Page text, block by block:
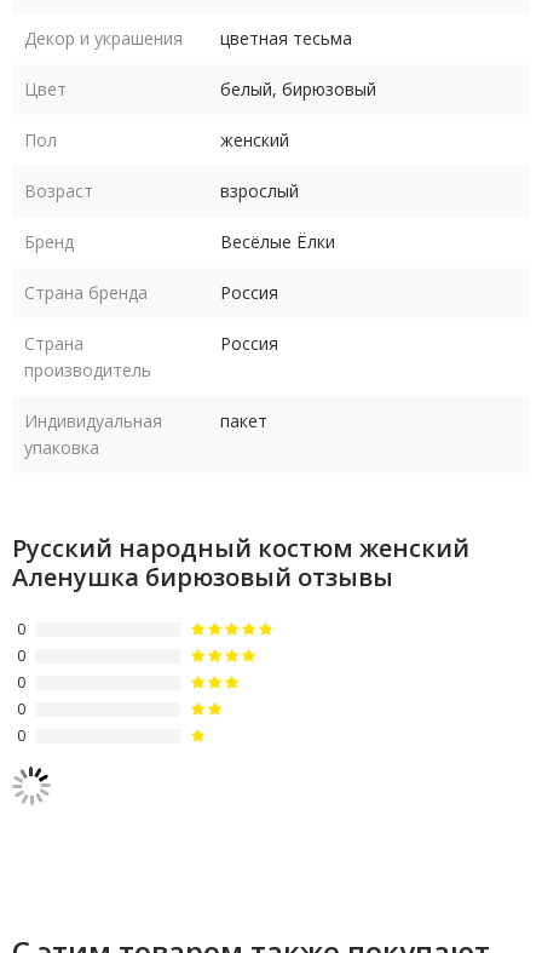
Декор и украшения цветная тесьма
Цвет белый, бирюзовый
Пол женский
Возраст взрослый
Бренд Весёлые Ёлки
Страна бренда Россия
Страна
производитель
Россия
Индивидуальная
упаковка
пакет
Русский народный костюм женский
Аленушка бирюзовый отзывы
0
0
0
0
0